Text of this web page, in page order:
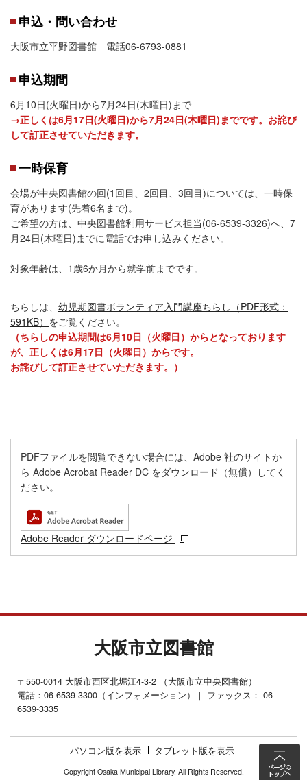
申込・問い合わせ
大阪市立平野図書館 電話06-6793-0881
申込期間
6月10日(火曜日)から7月24日(木曜日)まで
→正しくは6月17日(火曜日)から7月24日(木曜日)までです。お詫び
して訂正させていただきます。
一時保育
会場が中央図書館の回(1回目、2回目、3回目)については、一時保
育があります(先着6名まで)。
ご希望の方は、中央図書館利用サービス担当(06-6539-3326)へ、7
月24日(木曜日)までに電話でお申し込みください。
対象年齢は、1歳6か月から就学前までです。
ちらしは、 幼児期図書ボランティア入門講座ちらし（PDF形式：
591KB） をご覧ください。
（ちらしの申込期間は6月10日（火曜日）からとなっております
が、正しくは6月17日（火曜日）からです。
お詫びして訂正させていただきます。）
PDFファイルを閲覧できない場合には、Adobe 社のサイトか
ら Adobe Acrobat Reader DC をダウンロード（無償）してく
ださい。
Adobe Reader ダウンロードページ
大阪市立図書館
〒550-0014 大阪市西区北堀江4-3-2 （大阪市立中央図書館）
電話：06-6539-3300（インフォメーション）｜ ファックス： 06-
6539-3335
パソコン版を表示 タブレット版を表示
Copyright Osaka Municipal Library. All Rights Reserved.